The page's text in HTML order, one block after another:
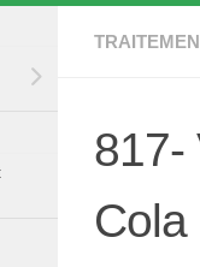
817-
Cola